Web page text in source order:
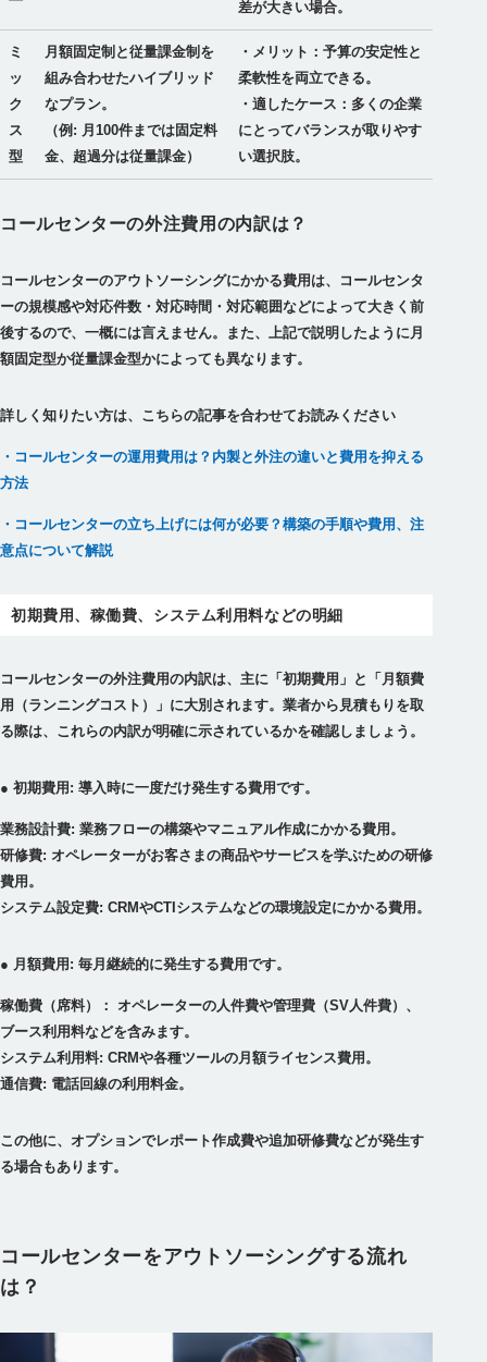
差が大きい場合。
ミ
ッ
ク
ス
型
月額固定制と従量課金制を
組み合わせたハイブリッド
なプラン。
（例: 月100件までは固定料
金、超過分は従量課金）
・メリット：予算の安定性と
柔軟性を両立できる。
・適したケース：多くの企業
にとってバランスが取りやす
い選択肢。
コールセンターの外注費用の内訳は？
コールセンターのアウトソーシングにかかる費用は、コールセンタ
ーの規模感や対応件数・対応時間・対応範囲などによって大きく前
後するので、一概には言えません。また、上記で説明したように月
額固定型か従量課金型かによっても異なります。
詳しく知りたい方は、こちらの記事を合わせてお読みください
・コールセンターの運用費用は？内製と外注の違いと費用を抑える
方法
・コールセンターの立ち上げには何が必要？構築の手順や費用、注
意点について解説
初期費用、稼働費、システム利用料などの明細
コールセンターの外注費用の内訳は、主に「初期費用」と「月額費
用（ランニングコスト）」に大別されます。業者から見積もりを取
る際は、これらの内訳が明確に示されているかを確認しましょう。
● 初期費用: 導入時に一度だけ発生する費用です。
業務設計費: 業務フローの構築やマニュアル作成にかかる費用。
研修費: オペレーターがお客さまの商品やサービスを学ぶための研修
費用。
システム設定費: CRMやCTIシステムなどの環境設定にかかる費用。
● 月額費用: 毎月継続的に発生する費用です。
稼働費（席料）： オペレーターの人件費や管理費（SV人件費）、
ブース利用料などを含みます。
システム利用料: CRMや各種ツールの月額ライセンス費用。
通信費: 電話回線の利用料金。
この他に、オプションでレポート作成費や追加研修費などが発生す
る場合もあります。
コールセンターをアウトソーシングする流れ
は？